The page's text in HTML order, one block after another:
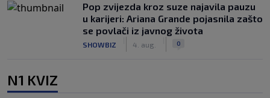
Pop zvijezda kroz suze najavila pauzu
u karijeri: Ariana Grande pojasnila zašto
se povlači iz javnog života
SHOWBIZ 4. aug. 0
N1 KVIZ